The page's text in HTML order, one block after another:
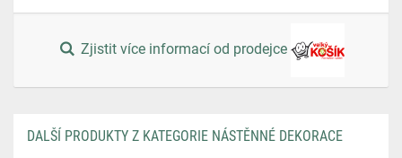
Zjistit více informací od prodejce
DALŠÍ PRODUKTY Z KATEGORIE NÁSTĚNNÉ DEKORACE